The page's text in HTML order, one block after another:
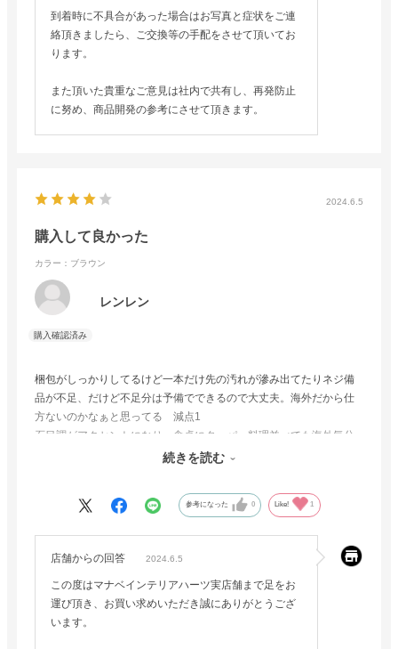
到着時に不具合があった場合はお写真と症状をご連
絡頂きましたら、ご交換等の手配をさせて頂いてお
ります。
また頂いた貴重なご意見は社内で共有し、再発防止
に努め、商品開発の参考にさせて頂きます。
2024.6.5
購入して良かった
カラー：ブラウン
レンレン
梱包がしっかりしてるけど一本だけ先の汚れが滲み出てたりネジ備
品が不足、だけど不足分は予備でできるので大丈夫。海外だから仕
方ないのかなぁと思ってる 減点1
石目調がアクセントになり、食卓にタッパー料理並べても海外気分
続きを読む
参考になった 0 Like! 1
店舗からの回答 2024.6.5
この度はマナベインテリアハーツ実店舗まで足をお
運び頂き、お買い求めいただき誠にありがとうござ
います。